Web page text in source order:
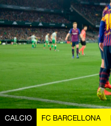
CALCIO FC BARCELLONA